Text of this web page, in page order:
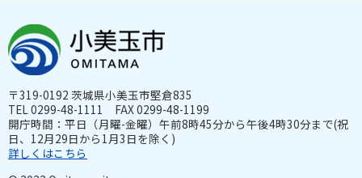
〒319-0192 茨城県小美玉市堅倉835
TEL 0299-48-1111 FAX 0299-48-1199
開庁時間：平日（月曜-金曜）午前8時45分から午後4時30分まで(祝
日、12月29日から1月3日を除く)
詳しくはこちら